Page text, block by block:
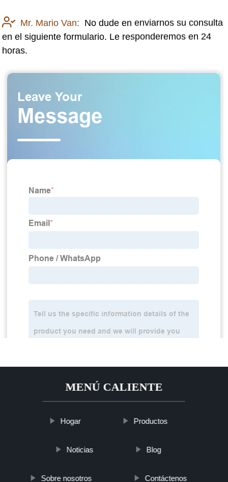
Mr. Mario Van: No dude en enviarnos su consulta
en el siguiente formulario. Le responderemos en 24
horas.
MENÚ CALIENTE
Hogar Productos
Noticias Blog
Sobre nosotros Contáctenos